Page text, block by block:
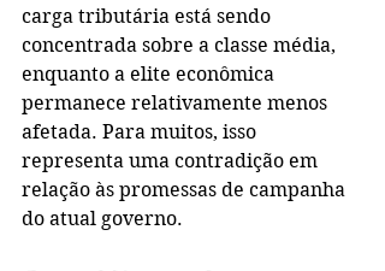
carga tributária está sendo
concentrada sobre a classe média,
enquanto a elite econômica
permanece relativamente menos
afetada. Para muitos, isso
representa uma contradição em
relação às promessas de campanha
do atual governo.